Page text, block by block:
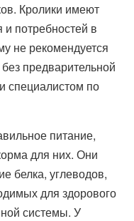
Кролики имеют
потребностей в
не рекомендуется
предварительной
специалистом по
питание,
для них. Они
белка, углеводов,
для здорового
системы. У